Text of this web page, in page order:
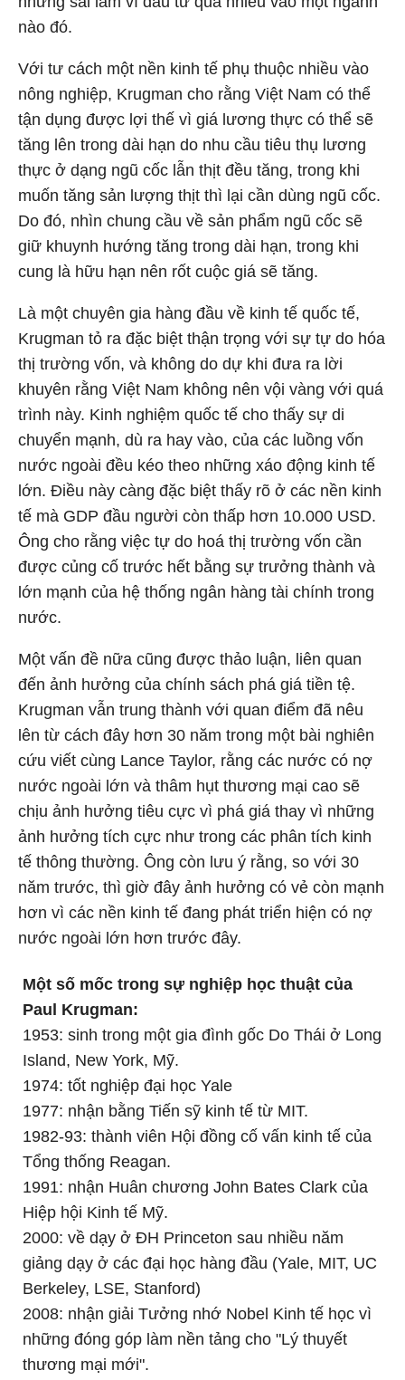
nào đó.
Với tư cách một nền kinh tế phụ thuộc nhiều vào
nông nghiệp, Krugman cho rằng Việt Nam có thể
tận dụng được lợi thế vì giá lương thực có thể sẽ
tăng lên trong dài hạn do nhu cầu tiêu thụ lương
thực ở dạng ngũ cốc lẫn thịt đều tăng, trong khi
muốn tăng sản lượng thịt thì lại cần dùng ngũ cốc.
Do đó, nhìn chung cầu về sản phẩm ngũ cốc sẽ
giữ khuynh hướng tăng trong dài hạn, trong khi
cung là hữu hạn nên rốt cuộc giá sẽ tăng.
Là một chuyên gia hàng đầu về kinh tế quốc tế,
Krugman tỏ ra đặc biệt thận trọng với sự tự do hóa
thị trường vốn, và không do dự khi đưa ra lời
khuyên rằng Việt Nam không nên vội vàng với quá
trình này. Kinh nghiệm quốc tế cho thấy sự di
chuyển mạnh, dù ra hay vào, của các luồng vốn
nước ngoài đều kéo theo những xáo động kinh tế
lớn. Điều này càng đặc biệt thấy rõ ở các nền kinh
tế mà GDP đầu người còn thấp hơn 10.000 USD.
Ông cho rằng việc tự do hoá thị trường vốn cần
được củng cố trước hết bằng sự trưởng thành và
lớn mạnh của hệ thống ngân hàng tài chính trong
nước.
Một vấn đề nữa cũng được thảo luận, liên quan
đến ảnh hưởng của chính sách phá giá tiền tệ.
Krugman vẫn trung thành với quan điểm đã nêu
lên từ cách đây hơn 30 năm trong một bài nghiên
cứu viết cùng Lance Taylor, rằng các nước có nợ
nước ngoài lớn và thâm hụt thương mại cao sẽ
chịu ảnh hưởng tiêu cực vì phá giá thay vì những
ảnh hưởng tích cực như trong các phân tích kinh
tế thông thường. Ông còn lưu ý rằng, so với 30
năm trước, thì giờ đây ảnh hưởng có vẻ còn mạnh
hơn vì các nền kinh tế đang phát triển hiện có nợ
nước ngoài lớn hơn trước đây.
Một số mốc trong sự nghiệp học thuật của
Paul Krugman:
1953: sinh trong một gia đình gốc Do Thái ở Long
Island, New York, Mỹ.
1974: tốt nghiệp đại học Yale
1977: nhận bằng Tiến sỹ kinh tế từ MIT.
1982-93: thành viên Hội đồng cố vấn kinh tế của
Tổng thống Reagan.
1991: nhận Huân chương John Bates Clark của
Hiệp hội Kinh tế Mỹ.
2000: về dạy ở ĐH Princeton sau nhiều năm
giảng dạy ở các đại học hàng đầu (Yale, MIT, UC
Berkeley, LSE, Stanford)
2008: nhận giải Tưởng nhớ Nobel Kinh tế học vì
những đóng góp làm nền tảng cho "Lý thuyết
thương mại mới".